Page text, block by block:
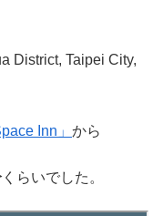
District, Taipei City,
Inn」 から
くらいでした。